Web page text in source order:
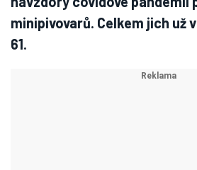
minipivovarů. Celkem jich už
61.